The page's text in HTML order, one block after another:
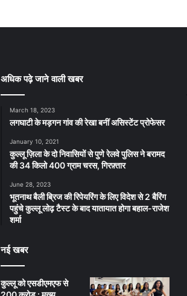
अधिक पढ़े जाने वाली खबर
March 18, 2023
लगघाटी के मड़गन गांव की रेखा बनीं असिस्टेंट प्रोफेसर
January 10, 2021
कुल्लू ज़िला के दो निवासियों से पुणे रेलवे पुलिस ने बरामद
की 34 किलो 400 ग्राम चरस, गिरफ़्तार
June 28, 2023
भूतनाथ बैली ब्रिज की रिपेयरिंग के लिए विदेश से 2 बैरिंग
पहुंचे कुल्लू लोढ़ टैस्ट के बाद यातायात होगा बहाल-राजेश
शर्मा
नई खबर
कुल्लू को एसडीएमएफ से